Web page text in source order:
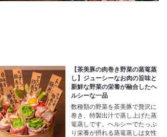
【茶美豚の肉巻き野菜の蒸篭蒸
し】ジューシーなお肉の旨味と
新鮮な野菜の栄養が融合したヘ
ルシーな一品
数種類の野菜を茶美豚で贅沢に
巻き、特製出汁で蒸し上げた蒸
篭蒸しです。ヘルシーでたっぷ
り栄養が摂れる蒸篭蒸しは女性